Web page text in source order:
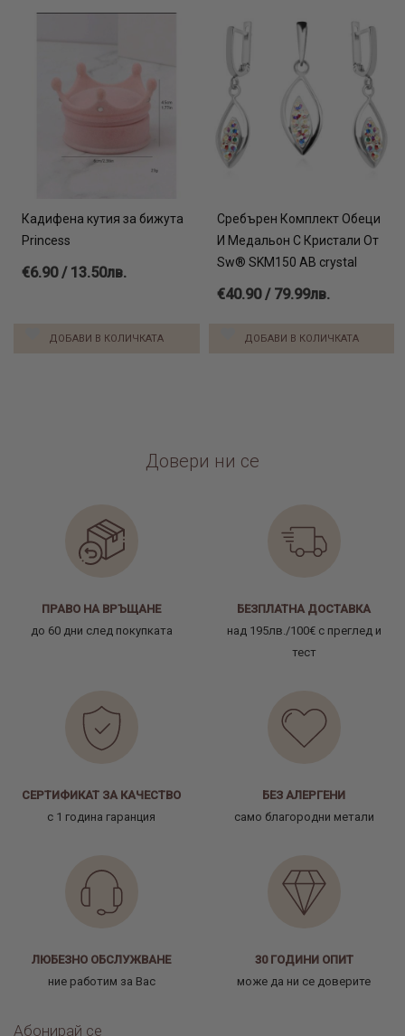
Кадифена кутия за бижута
Princess
€6.90 / 13.50лв.
ДОБАВИ В КОЛИЧКАТА
Сребърен Комплект Обеци
И Медальон С Кристали От
Sw® SKM150 AB crystal
€40.90 / 79.99лв.
ДОБАВИ В КОЛИЧКАТА
Довери ни се
ПРАВО НА ВРЪЩАНЕ
до 60 дни след покупката
БЕЗПЛАТНА ДОСТАВКА
над 195лв./100€ с преглед и
тест
СЕРТИФИКАТ ЗА КАЧЕСТВО
с 1 година гаранция
БЕЗ АЛЕРГЕНИ
само благородни метали
ЛЮБЕЗНО ОБСЛУЖВАНЕ
ние работим за Вас
30 ГОДИНИ ОПИТ
може да ни се доверите
Абонирай се